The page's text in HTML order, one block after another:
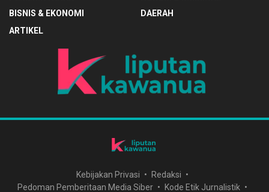
BISNIS & EKONOMI
DAERAH
ARTIKEL
Kebijakan Privasi
Redaksi
Pedoman Pemberitaan Media Siber
Kode Etik Jurnalistik